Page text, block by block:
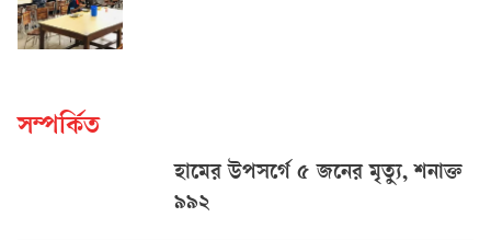
সম্পর্কিত
হামের উপসর্গে ৫ জনের মৃত্যু, শনাক্ত
৯৯২